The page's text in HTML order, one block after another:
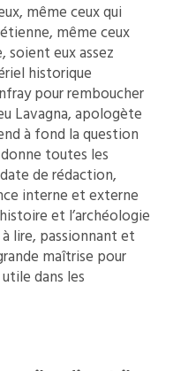
même ceux qui
même ceux
eux assez
historique
pour remboucher
Lavagna, apologète
à fond la question
toutes les
de rédaction,
interne et externe
et l’archéologie
lire, passionnant et
maîtrise pour
dans les